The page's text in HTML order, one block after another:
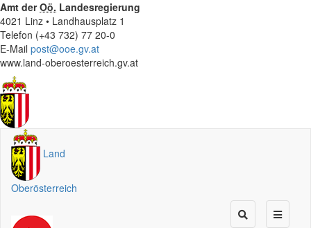
Amt derOö. Landesregierung
4021 Linz • Landhausplatz 1
Telefon (+43 732) 77 20-0
E-Mail post@ooe.gv.at
www.land-oberoesterreich.gv.at
Land
Oberösterreich